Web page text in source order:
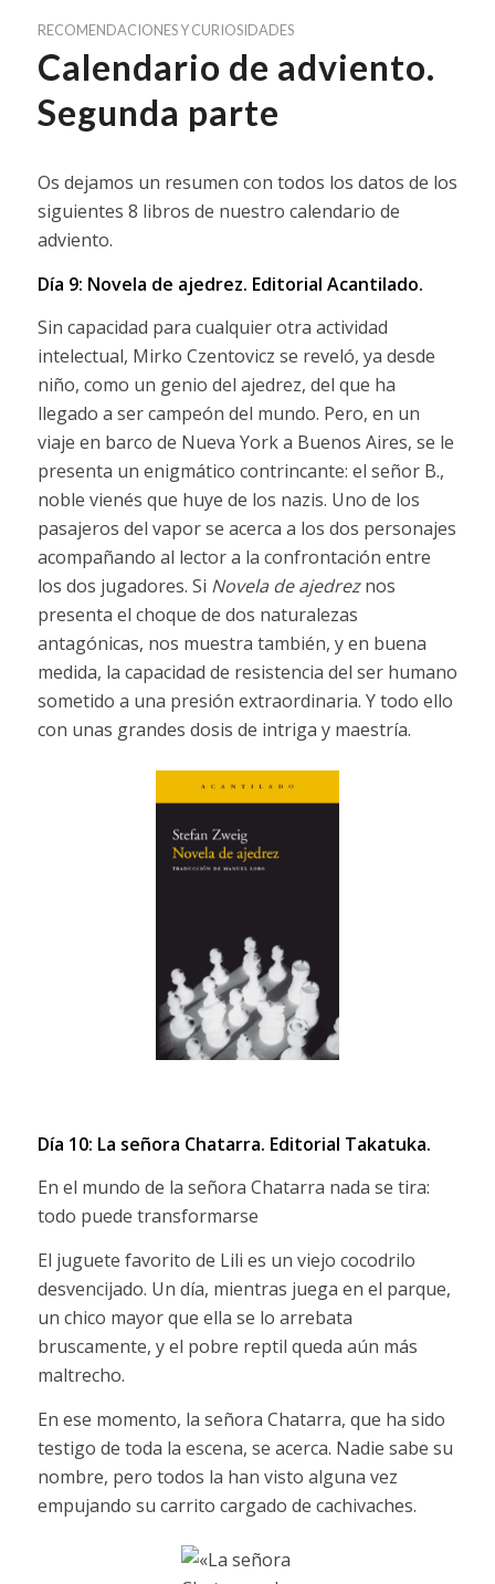
RECOMENDACIONES Y CURIOSIDADES
Calendario de adviento.
Segunda parte
Os dejamos un resumen con todos los datos de los
siguientes 8 libros de nuestro calendario de
adviento.
Día 9: Novela de ajedrez. Editorial Acantilado.
Sin capacidad para cualquier otra actividad
intelectual, Mirko Czentovicz se reveló, ya desde
niño, como un genio del ajedrez, del que ha
llegado a ser campeón del mundo. Pero, en un
viaje en barco de Nueva York a Buenos Aires, se le
presenta un enigmático contrincante: el señor B.,
noble vienés que huye de los nazis. Uno de los
pasajeros del vapor se acerca a los dos personajes
acompañando al lector a la confrontación entre
los dos jugadores. Si Novela de ajedreznos
presenta el choque de dos naturalezas
antagónicas, nos muestra también, y en buena
medida, la capacidad de resistencia del ser humano
sometido a una presión extraordinaria. Y todo ello
con unas grandes dosis de intriga y maestría.
Día 10: La señora Chatarra. Editorial Takatuka.
En el mundo de la señora Chatarra nada se tira:
todo puede transformarse
El juguete favorito de Lili es un viejo cocodrilo
desvencijado. Un día, mientras juega en el parque,
un chico mayor que ella se lo arrebata
bruscamente, y el pobre reptil queda aún más
maltrecho.
En ese momento, la señora Chatarra, que ha sido
testigo de toda la escena, se acerca. Nadie sabe su
nombre, pero todos la han visto alguna vez
empujando su carrito cargado de cachivaches.